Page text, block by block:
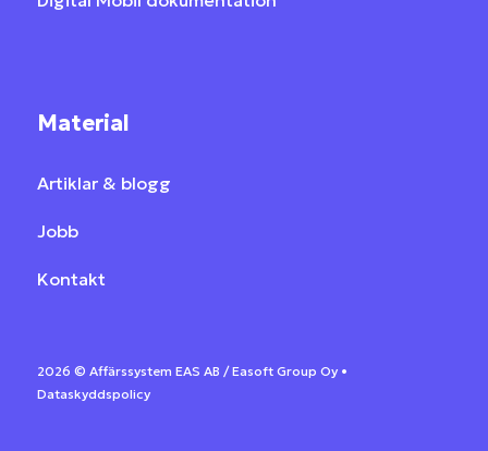
Material
Artiklar & blogg
Jobb
Kontakt
2026 © Affärssystem EAS AB / Easoft Group Oy •
Dataskyddspolicy